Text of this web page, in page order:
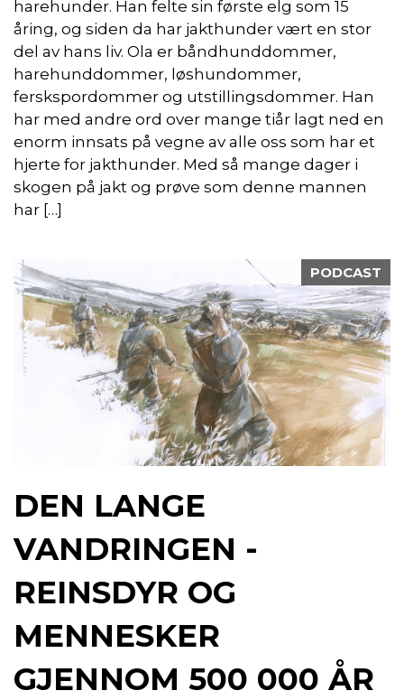
harehunder. Han felte sin første elg som 15
åring, og siden da har jakthunder vært en stor
del av hans liv. Ola er båndhunddommer,
harehunddommer, løshundommer,
ferskspordommer og utstillingsdommer. Han
har med andre ord over mange tiår lagt ned en
enorm innsats på vegne av alle oss som har et
hjerte for jakthunder. Med så mange dager i
skogen på jakt og prøve som denne mannen
har […]
PODCAST
DEN LANGE
VANDRINGEN -
REINSDYR OG
MENNESKER
GJENNOM 500 000 ÅR